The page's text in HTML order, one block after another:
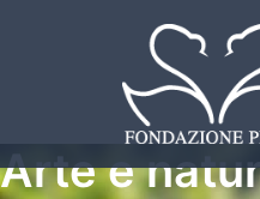
Arte e